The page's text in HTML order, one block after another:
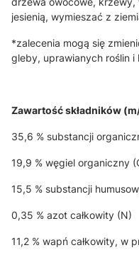
jesienią, wymieszać z
*zalecenia mogą się
gleby, uprawianych roślin i
Zawartość składników
35,6 % substancji
19,9 % węgiel organiczny
15,5 % substancji
0,35 % azot całkowity (N)
11,2 % wapń całkowity, w